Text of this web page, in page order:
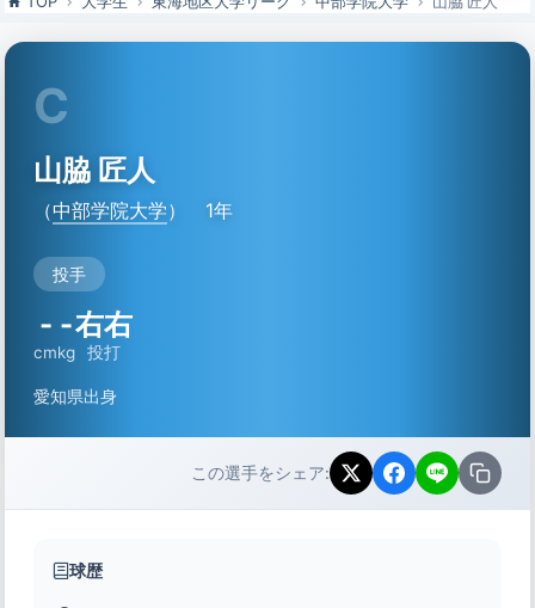
C
山脇 匠人
（中部学院大学） 1年
投手
-
cm
-
kg
右右
投打
愛知県出身
この選手をシェア:
球歴